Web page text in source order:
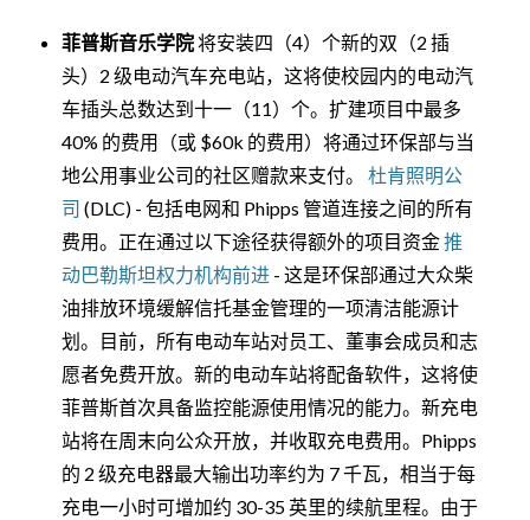
菲普斯音乐学院将安装四（4）个新的双（2 插
头）2 级电动汽车充电站，这将使校园内的电动汽
车插头总数达到十一（11）个。扩建项目中最多
40% 的费用（或 $60k 的费用）将通过环保部与当
地公用事业公司的社区赠款来支付。 杜肯照明公
司 (DLC) - 包括电网和 Phipps 管道连接之间的所有
费用。正在通过以下途径获得额外的项目资金推
动巴勒斯坦权力机构前进 - 这是环保部通过大众柴
油排放环境缓解信托基金管理的一项清洁能源计
划。目前，所有电动车站对员工、董事会成员和志
愿者免费开放。新的电动车站将配备软件，这将使
菲普斯首次具备监控能源使用情况的能力。新充电
站将在周末向公众开放，并收取充电费用。Phipps
的 2 级充电器最大输出功率约为 7 千瓦，相当于每
充电一小时可增加约 30-35 英里的续航里程。由于